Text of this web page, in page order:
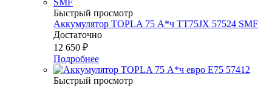
Быстрый просмотр
Аккумулятор TOPLA 75 А*ч TT75JX 57524 SMF
Достаточно
12 650 ₽
Подробнее
Быстрый просмотр